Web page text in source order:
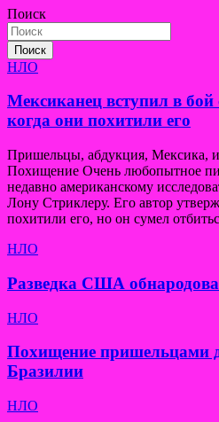
Поиск
Поиск
НЛО
Мексиканец вступил в
когда они похитили его
Пришельцы, абдукция, Мексика,
Похищение Очень любопытное
недавно американскому
Лону Стриклеру. Его автор
похитили его, но он сумел
НЛО
Разведка США
НЛО
Похищение пришельцами
Бразилии
НЛО